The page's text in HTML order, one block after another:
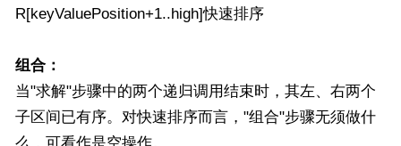
R[keyValuePosition+1..high]快速排序
组合：
当"求解"步骤中的两个递归调用结束时，其左、右两个
子区间已有序。对快速排序而言，"组合"步骤无须做什